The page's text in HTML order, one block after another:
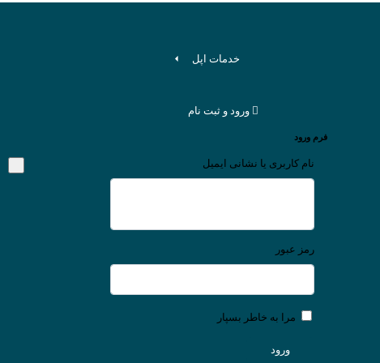
خدمات اپل
ورود و ثبت نام
فرم ورود
نام کاربری یا نشانی ایمیل
رمز عبور
مرا به خاطر بسپار